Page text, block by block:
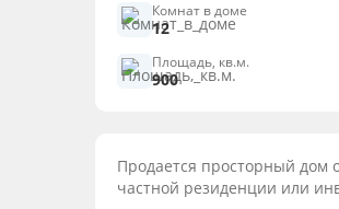
Комнат в доме
12
Площадь, кв.м.
900
Продается просторный дом
частной резиденции или